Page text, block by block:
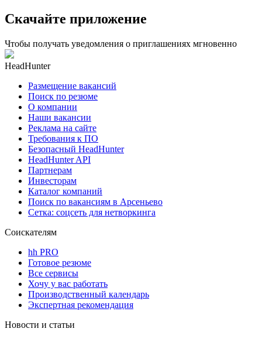
Скачайте приложение
Чтобы получать уведомления о приглашениях мгновенно
HeadHunter
Размещение вакансий
Поиск по резюме
О компании
Наши вакансии
Реклама на сайте
Требования к ПО
Безопасный HeadHunter
HeadHunter API
Партнерам
Инвесторам
Каталог компаний
Поиск по вакансиям в Арсеньево
Сетка: соцсеть для нетворкинга
Соискателям
hh PRO
Готовое резюме
Все сервисы
Хочу у вас работать
Производственный календарь
Экспертная рекомендация
Новости и статьи